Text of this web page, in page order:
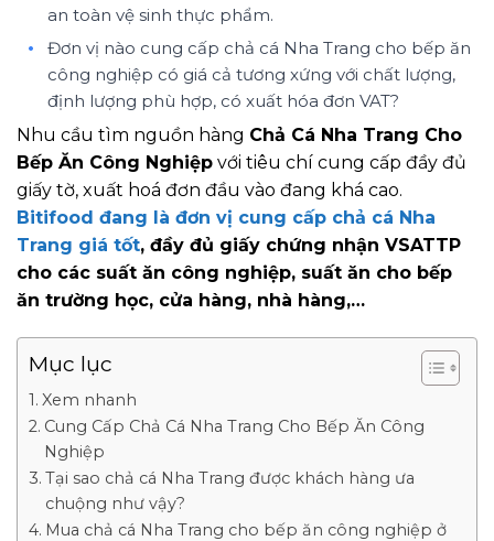
an toàn vệ sinh thực phẩm.
Đơn vị nào cung cấp chả cá Nha Trang cho bếp ăn
công nghiệp có giá cả tương xứng với chất lượng,
định lượng phù hợp, có xuất hóa đơn VAT?
Nhu cầu tìm nguồn hàng Chả Cá Nha Trang Cho
Bếp Ăn Công Nghiệp với tiêu chí cung cấp đầy đủ
giấy tờ, xuất hoá đơn đầu vào đang khá cao.
Bitifood đang là đơn vị cung cấp chả cá Nha
Trang giá tốt, đầy đủ giấy chứng nhận VSATTP
cho các suất ăn công nghiệp, suất ăn cho bếp
ăn trường học, cửa hàng, nhà hàng,…
Mục lục
Xem nhanh
Cung Cấp Chả Cá Nha Trang Cho Bếp Ăn Công
Nghiệp
Tại sao chả cá Nha Trang được khách hàng ưa
chuộng như vậy?
Mua chả cá Nha Trang cho bếp ăn công nghiệp ở